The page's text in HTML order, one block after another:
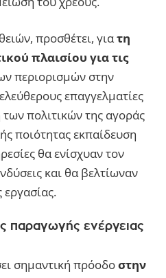
προσθέτει, γιατη
πλαισίου για τις
περιορισμών στην
επαγγελματίες
πολιτικών της αγοράς
ποιότητας εκπαίδευση
θα ενίσχυαν τον
και θα βελτίωναν
παραγωγής ενέργειας
σημαντική πρόοδοστην